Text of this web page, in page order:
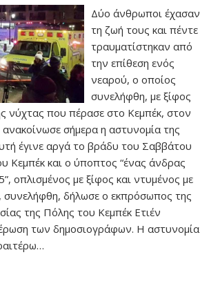
Δύο άνθρωποι έχασαν
τη ζωή τους και πέντε
τραυματίστηκαν από
την επίθεση ενός
νεαρού, ο οποίος
συνελήφθη, με ξίφος
νύχτας που πέρασε στο Κεμπέκ, στον
σήμερα η αστυνομία της
έγινε αργά το βράδυ του Σαββάτου
Κεμπέκ και ο ύποπτος “ένας άνδρας
οπλισμένος με ξίφος και ντυμένος με
συνελήφθη, δήλωσε ο εκπρόσωπος της
της Πόλης του Κεμπέκ Ετιέν
των δημοσιογράφων. Η αστυνομία